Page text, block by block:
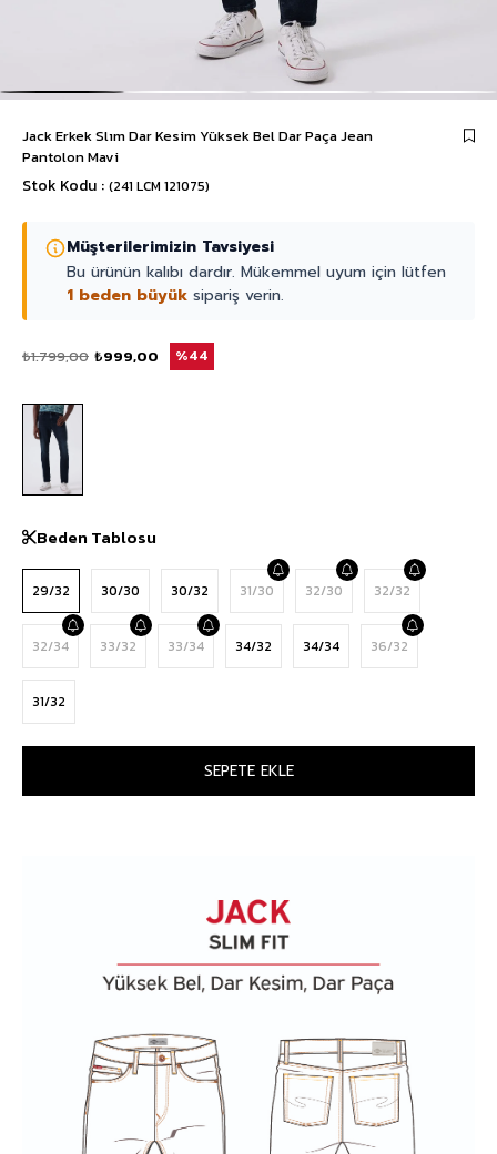
Jack Erkek Slım Dar Kesim Yüksek Bel Dar Paça Jean
Pantolon Mavi
Stok Kodu (241 LCM 121075)
Müşterilerimizin Tavsiyesi
Bu ürünün kalıbı dardır. Mükemmel uyum için lütfen
1 beden büyük sipariş verin.
₺1.799,00 ₺999,00 44
Beden Tablosu
29/32 30/30 30/32 31/30 32/30 32/32
32/34 33/32 33/34 34/32 34/34 36/32
31/32